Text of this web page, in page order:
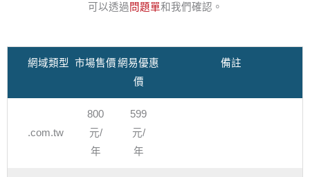
可以透過問題單和我們確認。
網域類型 市場售價網易優惠
價
備註
.com.tw
800
元/
年
599
元/
年